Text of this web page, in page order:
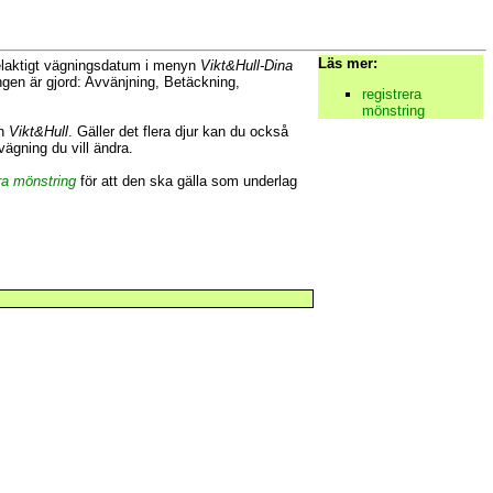
vägningsdatum i menyn Vikt&Hull-Dina
är gjord: Avvänjning, Betäckning,
Vikt&Hull. Gäller det flera djur kan du också
du vill ändra.
mönstring för att den ska gälla som underlag
Läs mer:
registrera
mönstring